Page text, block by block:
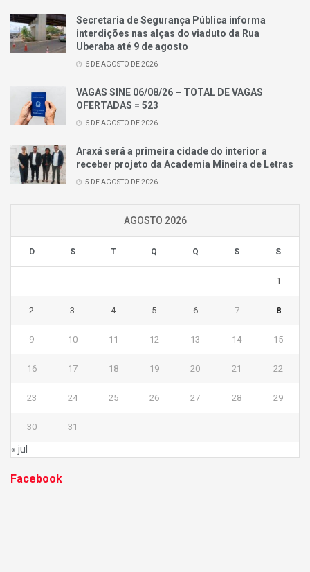
Secretaria de Segurança Pública informa
interdições nas alças do viaduto da Rua
Uberaba até 9 de agosto
6 DE AGOSTO DE 2026
VAGAS SINE 06/08/26 – TOTAL DE VAGAS
OFERTADAS = 523
6 DE AGOSTO DE 2026
Araxá será a primeira cidade do interior a
receber projeto da Academia Mineira de Letras
5 DE AGOSTO DE 2026
AGOSTO 2026
D S T Q Q S S
1
2 3 4 5 6 7 8
9 10 11 12 13 14 15
16 17 18 19 20 21 22
23 24 25 26 27 28 29
30 31
« jul
Facebook